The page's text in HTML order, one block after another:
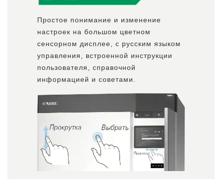
Простое понимание и изменение
настроек на большом цветном
сенсорном дисплее, с русским языком
управления, встроенной инструкции
пользователя, справочной
информацией и советами.